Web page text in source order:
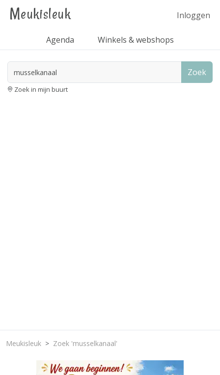
Meukisleuk Inloggen
Agenda Winkels & webshops
Zoek
Zoek in mijn buurt
Meukisleuk Zoek 'musselkanaal'